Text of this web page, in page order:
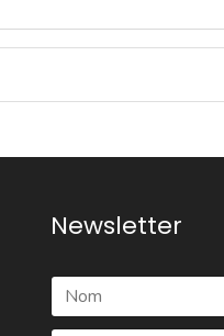
Newsletter